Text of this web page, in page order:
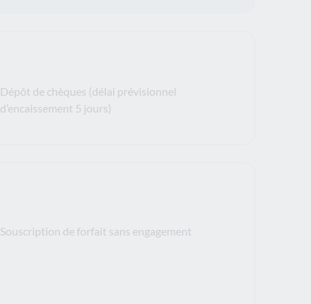
Dépôt de chèques (délai prévisionnel
d’encaissement 5 jours)
Souscription de forfait sans engagement